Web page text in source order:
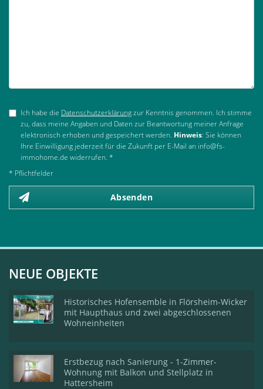
Ich habe die Datenschutzerklärungzur Kenntnis genommen. Ich stimme
zu, dass meine Angaben und Daten zur Beantwortung meiner Anfrage
elektronisch erhoben und gespeichert werden. Hinweis: Sie können
Ihre Einwilligung jederzeit für die Zukunft per E-Mail an info@fs-
immohome.de widerrufen. *
* Pflichtfelder
Absenden
NEUE OBJEKTE
Historisches Hofensemble in Flörsheim-Wicker
mit Haupthaus und zwei abgeschlossenen
Wohneinheiten
Erstbezug nach Sanierung - 1-Zimmer-
Wohnung mit Balkon und Stellplatz in
Hattersheim